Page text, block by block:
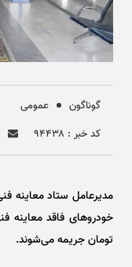
گوناگون
عمومی
کد خبر : ۹۴۴۳۸
مدیرعامل ستاد معاینه
تومان جریمه می‌شوند.